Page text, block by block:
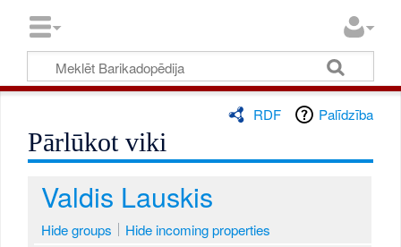
RDF Palīdzība
Pārlūkot viki
Valdis Lauskis
Hide groups Hide incoming properties